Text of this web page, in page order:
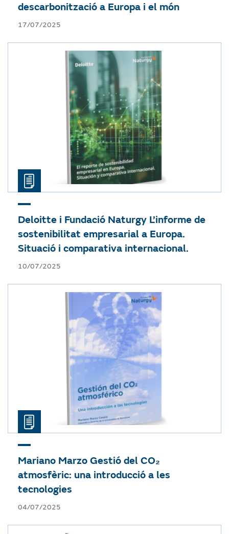
descarbonització a Europa i el món
17/07/2025
Deloitte i Fundació Naturgy L’informe de
sostenibilitat empresarial a Europa.
Situació i comparativa internacional.
10/07/2025
Mariano Marzo Gestió del CO₂
atmosfèric: una introducció a les
tecnologies
04/07/2025